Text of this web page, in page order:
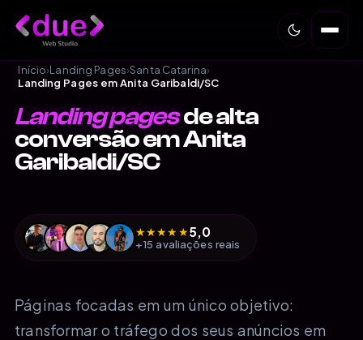
Início›Landing Pages›Santa Catarina›
Landing Pages em Anita Garibaldi/SC
Landing pagesde alta
conversão em Anita
Garibaldi/SC
★★★★★5,0
+15 avaliações reais
Páginas focadas em um único objetivo:
transformar o tráfego dos seus anúncios em